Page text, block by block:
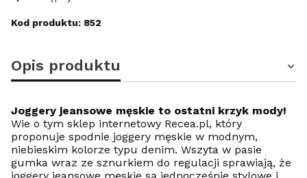
Kod produktu: 852
Opis produktu
Joggery jeansowe męskie to ostatni krzyk mody!
Wie o tym sklep internetowy Recea.pl, który
proponuje spodnie joggery męskie w modnym,
niebieskim kolorze typu denim. Wszyta w pasie
gumka wraz ze sznurkiem do regulacji sprawiają, że